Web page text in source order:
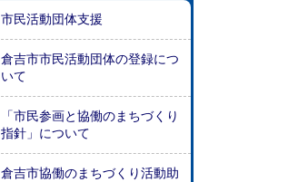
市民活動団体支援
倉吉市市民活動団体の登録につ
いて
「市民参画と協働のまちづくり
指針」について
倉吉市協働のまちづくり活動助